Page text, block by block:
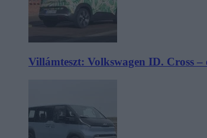
Villámteszt: Volkswagen ID. Cross –